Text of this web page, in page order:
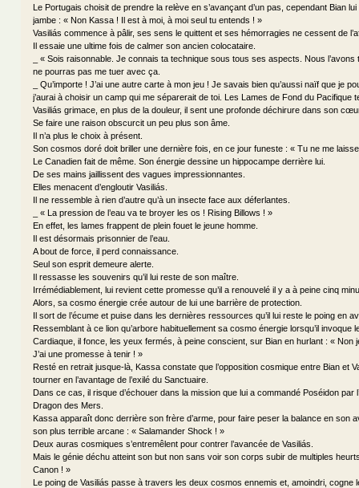
Le Portugais choisit de prendre la relève en s’avançant d’un pas, cependant Bian
jambe : « Non Kassa ! Il est à moi, à moi seul tu entends ! »
Vasiliás commence à pâlir, ses sens le quittent et ses hémorragies ne cessent de
Il essaie une ultime fois de calmer son ancien colocataire.
_ « Sois raisonnable. Je connais ta technique sous tous ses aspects. Nous l’avons
ne pourras pas me tuer avec ça.
_ Qu’importe ! J’ai une autre carte à mon jeu ! Je savais bien qu’aussi naïf que je
j’aurai à choisir un camp qui me séparerait de toi. Les Lames de Fond du Pacifique
Vasiliás grimace, en plus de la douleur, il sent une profonde déchirure dans son
Se faire une raison obscurcit un peu plus son âme.
Il n’a plus le choix à présent.
Son cosmos doré doit briller une dernière fois, en ce jour funeste : « Tu ne me
Le Canadien fait de même. Son énergie dessine un hippocampe derrière lui.
De ses mains jaillissent des vagues impressionnantes.
Elles menacent d’engloutir Vasiliás.
Il ne ressemble à rien d’autre qu’à un insecte face aux déferlantes.
_ « La pression de l’eau va te broyer les os ! Rising Billows ! »
En effet, les lames frappent de plein fouet le jeune homme.
Il est désormais prisonnier de l’eau.
A bout de force, il perd connaissance.
Seul son esprit demeure alerte.
Il ressasse les souvenirs qu’il lui reste de son maître.
Irrémédiablement, lui revient cette promesse qu’il a renouvelé il y a à peine cinq
Alors, sa cosmo énergie crée autour de lui une barrière de protection.
Il sort de l’écume et puise dans les dernières ressources qu’il lui reste le poing en
Ressemblant à ce lion qu’arbore habituellement sa cosmo énergie lorsqu’il invoque
Cardiaque, il fonce, les yeux fermés, à peine conscient, sur Bian en hurlant : « Non
J’ai une promesse à tenir ! »
Resté en retrait jusque-là, Kassa constate que l’opposition cosmique entre Bian et
tourner en l’avantage de l’exilé du Sanctuaire.
Dans ce cas, il risque d’échouer dans la mission que lui a commandé Poséidon par
Dragon des Mers.
Kassa apparaît donc derrière son frère d’arme, pour faire peser la balance en son
son plus terrible arcane : « Salamander Shock ! »
Deux auras cosmiques s’entremêlent pour contrer l’avancée de Vasiliás.
Mais le génie déchu atteint son but non sans voir son corps subir de multiples
Canon ! »
Le poing de Vasiliás passe à travers les deux cosmos ennemis et, amoindri, cogne